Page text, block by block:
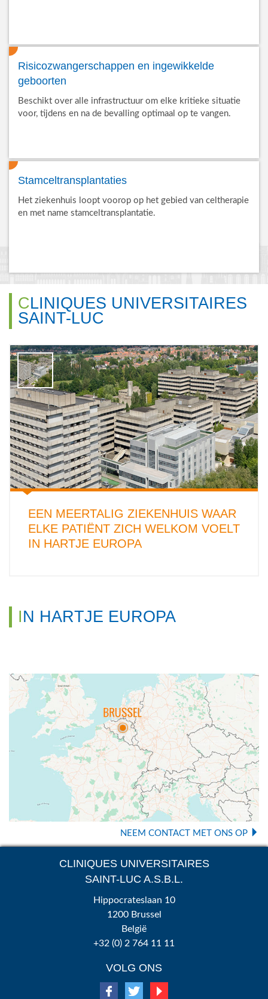
Risicozwangerschappen en ingewikkelde
geboorten
Beschikt over alle infrastructuur om elke kritieke situatie
voor, tijdens en na de bevalling optimaal op te vangen.
Stamceltransplantaties
Het ziekenhuis loopt voorop op het gebied van celtherapie
en met name stamceltransplantatie.
CLINIQUES UNIVERSITAIRES
SAINT-LUC
EEN MEERTALIG ZIEKENHUIS WAAR
ELKE PATIËNT ZICH WELKOM VOELT
IN HARTJE EUROPA
IN HARTJE EUROPA
NEEM CONTACT MET ONS OP
CLINIQUES UNIVERSITAIRES
SAINT-LUC A.S.B.L.
Hippocrateslaan 10
1200 Brussel
België
+32 (0) 2 764 11 11
VOLG ONS